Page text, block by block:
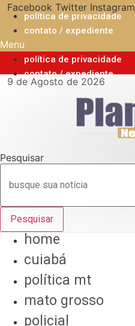
para
conteúdo
Facebook Twitter Instagram
política de privacidade
contato / expediente
Menu
política de privacidade
contato / expediente
9 de Agosto de 2026
Pesquisar
Pesquisar
home
cuiabá
política mt
mato grosso
policial